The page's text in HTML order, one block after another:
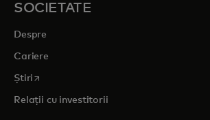
SOCIETATE
Despre
Cariere
Știri opens in a new tab
Relații cu investitorii